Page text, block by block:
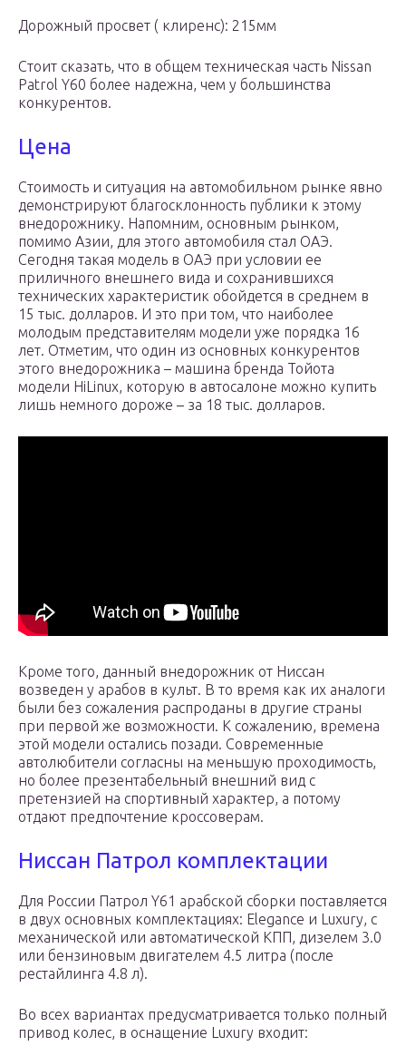
Дорожный просвет ( клиренс): 215мм
Стоит сказать, что в общем техническая часть Nissan
Patrol Y60 более надежна, чем у большинства
конкурентов.
Цена
Стоимость и ситуация на автомобильном рынке явно
демонстрируют благосклонность публики к этому
внедорожнику. Напомним, основным рынком,
помимо Азии, для этого автомобиля стал ОАЭ.
Сегодня такая модель в ОАЭ при условии ее
приличного внешнего вида и сохранившихся
технических характеристик обойдется в среднем в
15 тыс. долларов. И это при том, что наиболее
молодым представителям модели уже порядка 16
лет. Отметим, что один из основных конкурентов
этого внедорожника – машина бренда Тойота
модели HiLinux, которую в автосалоне можно купить
лишь немного дороже – за 18 тыс. долларов.
Кроме того, данный внедорожник от Ниссан
возведен у арабов в культ. В то время как их аналоги
были без сожаления распроданы в другие страны
при первой же возможности. К сожалению, времена
этой модели остались позади. Современные
автолюбители согласны на меньшую проходимость,
но более презентабельный внешний вид с
претензией на спортивный характер, а потому
отдают предпочтение кроссоверам.
Ниссан Патрол комплектации
Для России Патрол Y61 арабской сборки поставляется
в двух основных комплектациях: Elegance и Luxury, с
механической или автоматической КПП, дизелем 3.0
или бензиновым двигателем 4.5 литра (после
рестайлинга 4.8 л).
Во всех вариантах предусматривается только полный
привод колес, в оснащение Luxury входит: